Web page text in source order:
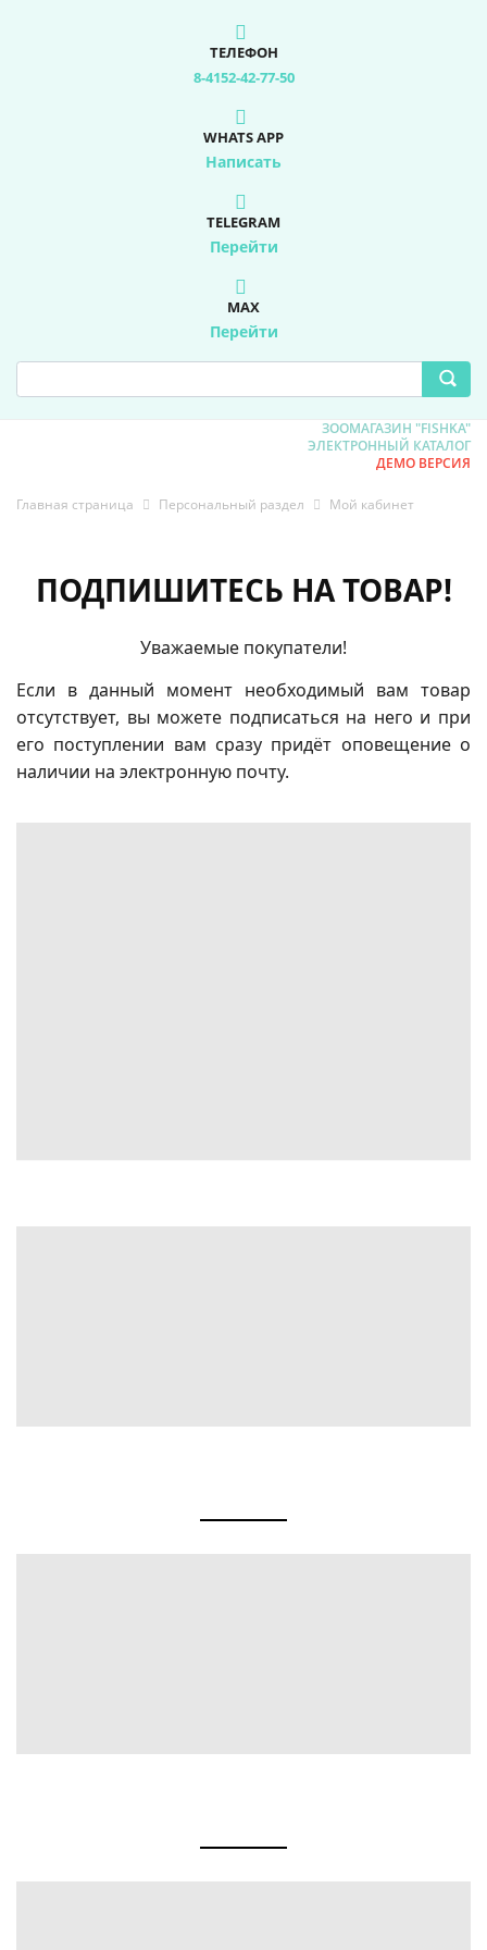
ТЕЛЕФОН
8-4152-42-77-50
WHATS APP
Написать
TELEGRAM
Перейти
MAX
Перейти
ЗООМАГАЗИН "FISHKA"
ЭЛЕКТРОННЫЙ КАТАЛОГ
ДЕМО ВЕРСИЯ
Главная страница Персональный раздел Мой кабинет
ПОДПИШИТЕСЬ НА ТОВАР!
Уважаемые покупатели!
Если в данный момент необходимый вам товар
отсутствует, вы можете подписаться на него и при
его поступлении вам сразу придёт оповещение о
наличии на электронную почту.